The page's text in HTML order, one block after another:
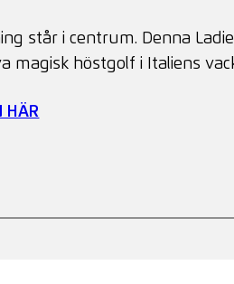
står i centrum. Denna
magisk höstgolf i Italiens
HÄR